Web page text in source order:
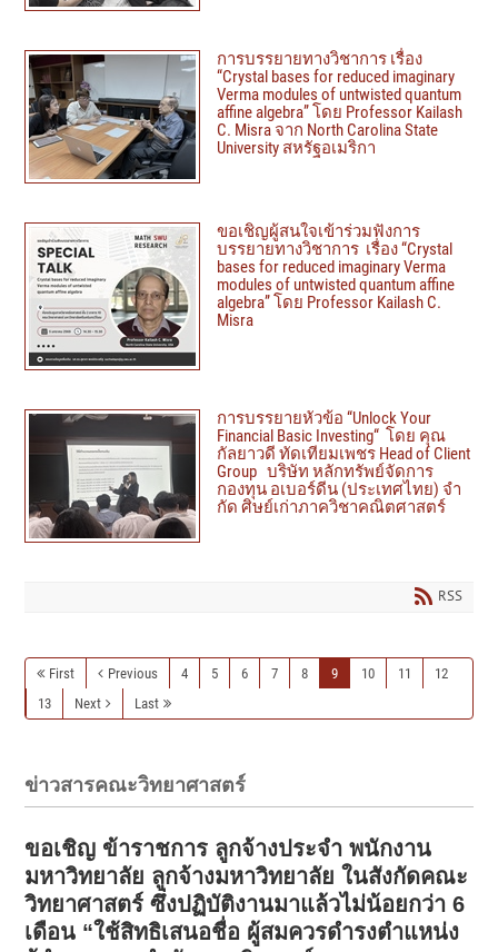
การบรรยายทางวิชาการ เรื่อง
“Crystal bases for reduced imaginary
Verma modules of untwisted quantum
affine algebra” โดย Professor Kailash
C. Misra จาก North Carolina State
University สหรัฐอเมริกา
ขอเชิญผู้สนใจเข้าร่วมฟังการ
บรรยายทางวิชาการ เรื่อง “Crystal
bases for reduced imaginary Verma
modules of untwisted quantum affine
algebra” โดย Professor Kailash C.
Misra
การบรรยายหัวข้อ “Unlock Your
Financial Basic Investing“ โดย คุณ
กัลยาวดี ทัดเทียมเพชร Head of Client
Group บริษัท หลักทรัพย์จัดการ
กองทุน อเบอร์ดีน (ประเทศไทย) จํา
กัด ศิษย์เก่าภาควิชาคณิตศาสตร์
RSS
First Previous 4 5 6 7 8 9 10 11
12
13
Next Last
ข่าวสารคณะวิทยาศาสตร์
ขอเชิญ ข้าราชการ ลูกจ้างประจำ พนักงาน
มหาวิทยาลัย ลูกจ้างมหาวิทยาลัย ในสังกัดคณะ
วิทยาศาสตร์ ซึ่งปฏิบัติงานมาแล้วไม่น้อยกว่า 6
เดือน “ใช้สิทธิเสนอชื่อ ผู้สมควรดำรงตำแหน่ง